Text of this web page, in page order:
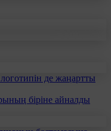
де жаңартты
біріне айналды